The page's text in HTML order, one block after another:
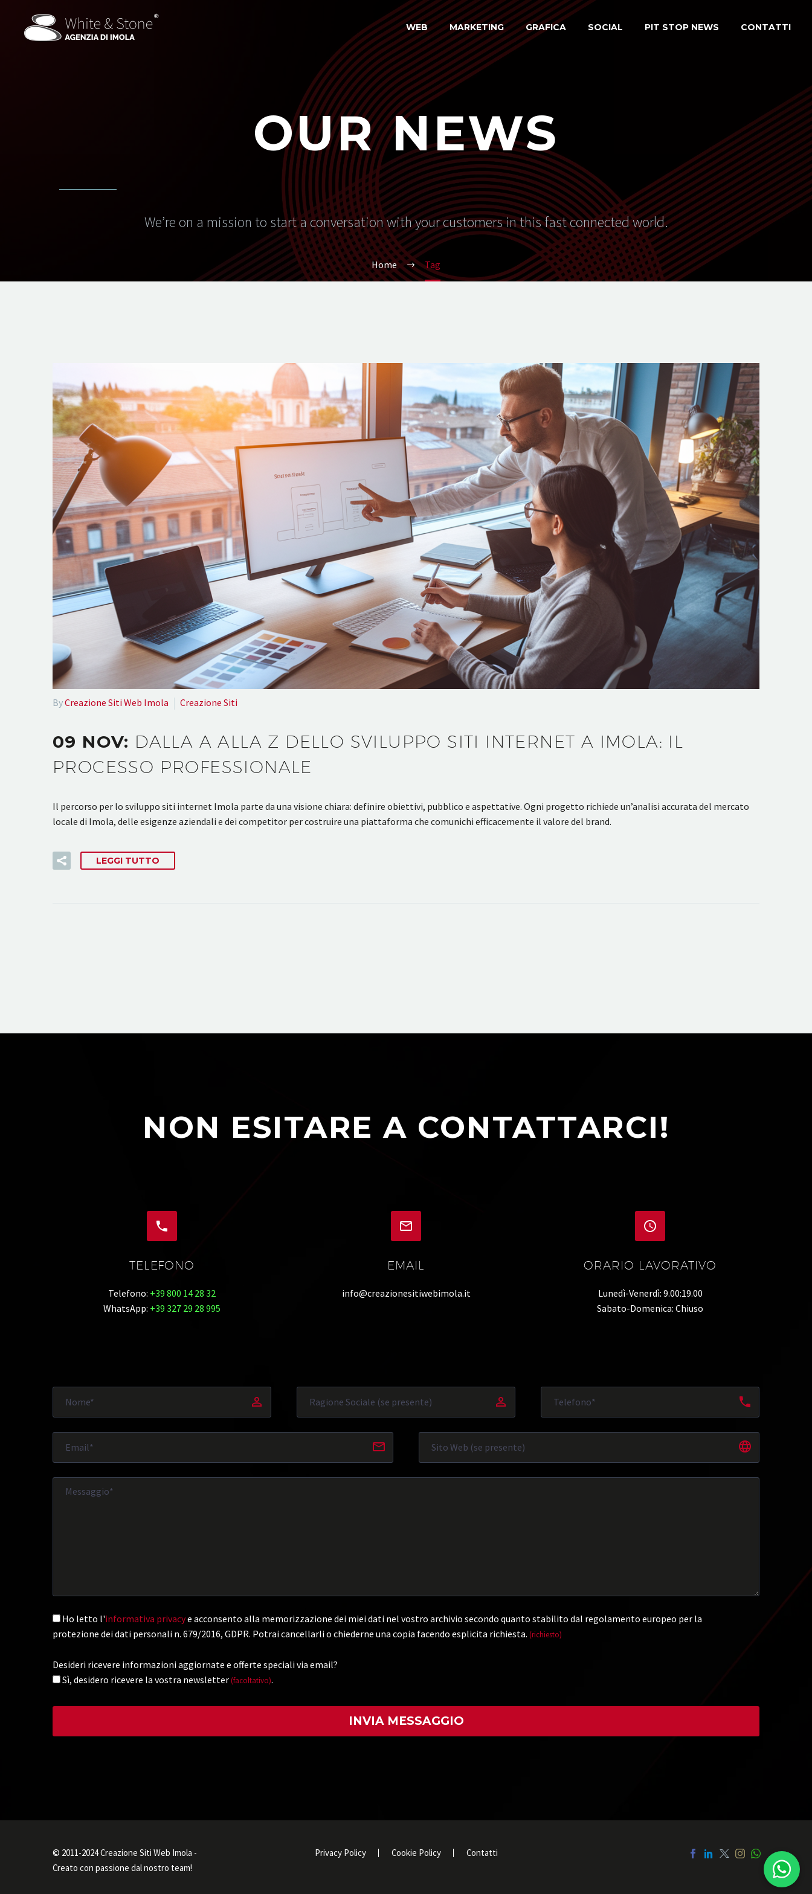
WEB MARKETING GRAFICA SOCIAL PIT STOP NEWS CONTATTI
OUR NEWS
We’re on a mission to start a conversation with your customers in this fast connected world.
Home Tag
ByCreazione Siti Web Imola Creazione Siti
09 NOV: DALLA A ALLA Z DELLO SVILUPPO SITI INTERNET A IMOLA: IL
PROCESSO PROFESSIONALE
Il percorso per lo sviluppo siti internet Imola parte da una visione chiara: definire obiettivi, pubblico e aspettative. Ogni progetto richiede un’analisi accurata del mercato
locale di Imola, delle esigenze aziendali e dei competitor per costruire una piattaforma che comunichi efficacemente il valore del brand.
LEGGI TUTTO
NON ESITARE A CONTATTARCI!


TELEFONO
Telefono: +39 800 14 28 32
WhatsApp: +39 327 29 28 995


EMAIL
info@creazionesitiwebimola.it


ORARIO LAVORATIVO
Lunedì-Venerdì: 9.00:19.00
Sabato-Domenica: Chiuso
Ho letto l'informativa privacye acconsento alla memorizzazione dei miei dati nel vostro archivio secondo quanto stabilito dal regolamento europeo per la
protezione dei dati personali n. 679/2016, GDPR. Potrai cancellarli o chiederne una copia facendo esplicita richiesta. (richiesto)
Desideri ricevere informazioni aggiornate e offerte speciali via email?
Sì, desidero ricevere la vostra newsletter (facoltativo).
Privacy Policy Cookie Policy Contatti
© 2011-2024 Creazione Siti Web Imola -
Creato con passione dal nostro team!